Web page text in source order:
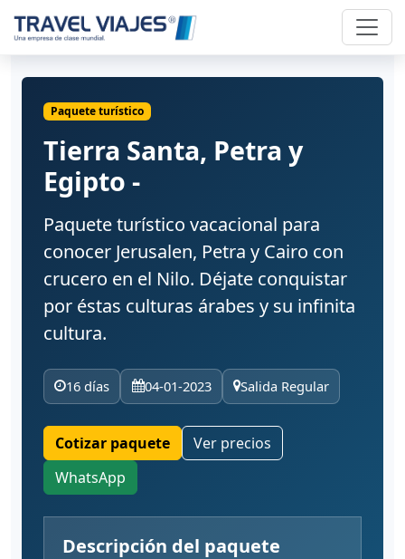
Paquete turístico
Tierra Santa, Petra y
Egipto -
Paquete turístico vacacional para
conocer Jerusalen, Petra y Cairo con
crucero en el Nilo. Déjate conquistar
por éstas culturas árabes y su infinita
cultura.
16 días 04-01-2023 Salida Regular
Cotizar paquete
Ver precios
WhatsApp
Descripción del paquete